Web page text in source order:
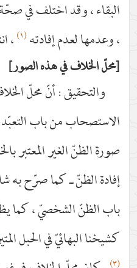
البقاء ، وقد اختلف في
، وعدمها لعدم إفادته(١) ،
محلّ الخلاف في هذه الصور
والتحقيق : أنّ محلّ
الاستصحاب من باب
صورة الظنّ الغير
إفادة الظنّ ـ كما صرّح به
باب الظنّ الشخصيّ ، كما
كشيخنا البهائيّ في الحبل